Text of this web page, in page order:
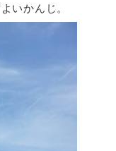
いかんじ。